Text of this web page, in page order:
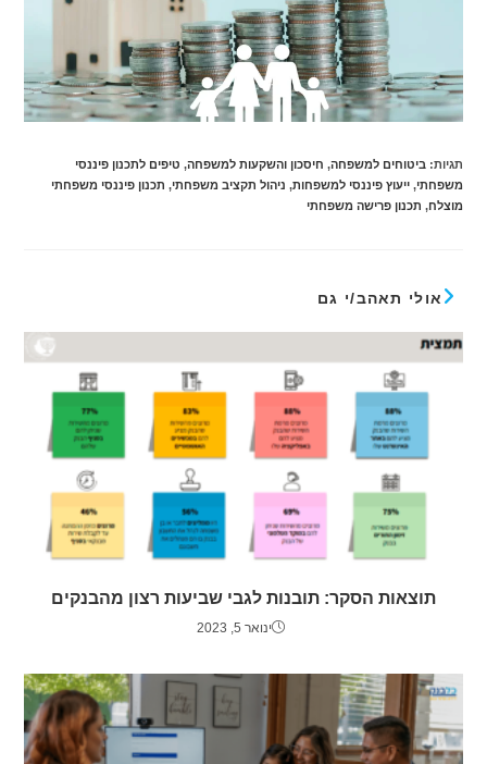
תגיות:ביטוחים למשפחה, חיסכון והשקעות למשפחה, טיפים לתכנון פיננסי
משפחתי, ייעוץ פיננסי למשפחות, ניהול תקציב משפחתי, תכנון פיננסי משפחתי
מוצלח, תכנון פרישה משפחתי
אולי תאהב/י גם
תוצאות הסקר: תובנות לגבי שביעות רצון מהבנקים
ינואר 5, 2023